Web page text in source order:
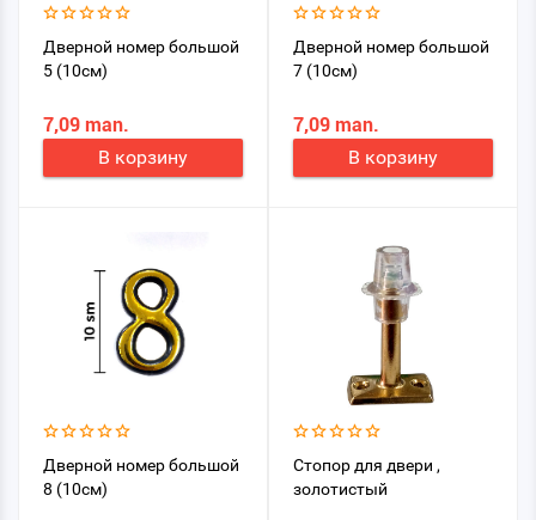
Дверной номер большой
5 (10см)
7,09 man.
В корзину
Дверной номер большой
7 (10см)
7,09 man.
В корзину
Дверной номер большой
8 (10см)
Стопор для двери ,
золотистый